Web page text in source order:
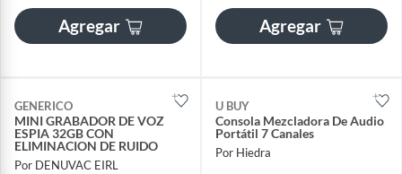
Agregar Agregar
GENERICO
MINI GRABADOR DE VOZ
ESPIA 32GB CON
ELIMINACION DE RUIDO
Por DENUVAC EIRL
U BUY
Consola Mezcladora De Audio
Portátil 7 Canales
Por Hiedra